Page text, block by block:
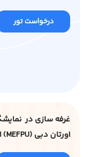
درخواست تور
غرفه سازی در
اورتان دبی (MEFPU) امارات متحده عربی